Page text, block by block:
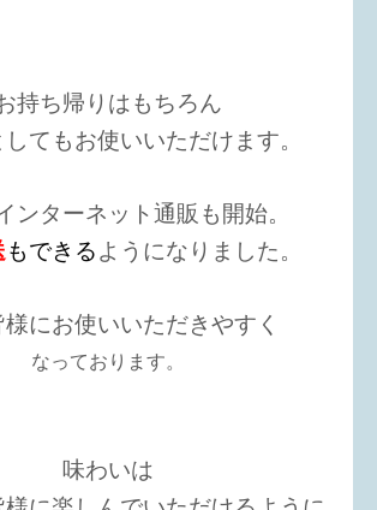
持ち帰りはもちろん
てもお使いいただけます。
ンターネット通販も開始。
もできるようになりました。
様にお使いいただきやすく
なっております。
味わいは